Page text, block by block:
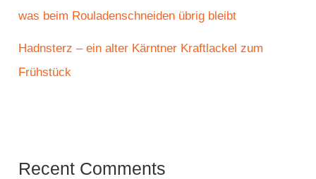
was beim Rouladenschneiden übrig bleibt
Hadnsterz – ein alter Kärntner Kraftlackel zum
Frühstück
Recent Comments